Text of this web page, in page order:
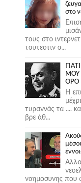
στο
τους στο
τουτεστιν ο...
ΜΟΥ
ΟΡΟ
Η
τυραννάς τα ....
βρε άθ...
νοημοσυνης που